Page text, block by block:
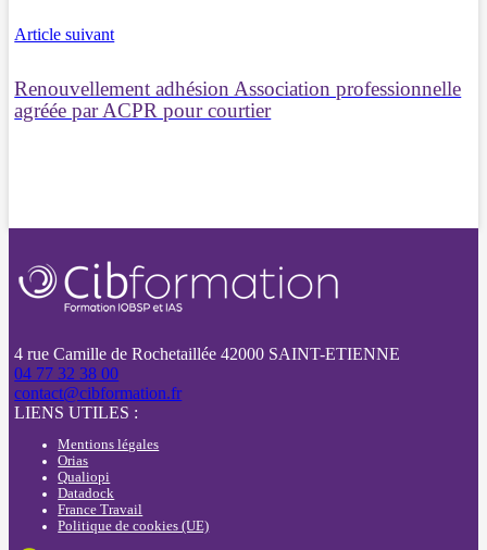
Article suivant
Renouvellement adhésion Association professionnelle
agréée par ACPR pour courtier
4 rue Camille de Rochetaillée 42000 SAINT-ETIENNE
04 77 32 38 00
contact@cibformation.fr
LIENS UTILES :
Mentions légales
Orias
Qualiopi
Datadock
France Travail
Politique de cookies (UE)